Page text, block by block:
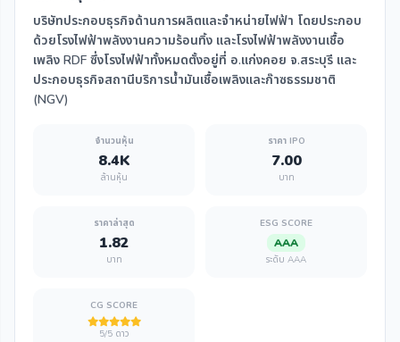
บริษัทประกอบธุรกิจด้านการผลิตและจำหน่ายไฟฟ้า โดยประกอบ
ด้วยโรงไฟฟ้าพลังงานความร้อนทิ้ง และโรงไฟฟ้าพลังงานเชื้อ
เพลิง RDF ซึ่งโรงไฟฟ้าทั้งหมดตั้งอยู่ที่ อ.แก่งคอย จ.สระบุรี และ
ประกอบธุรกิจสถานีบริการน้ำมันเชื้อเพลิงและก๊าซธรรมชาติ
(NGV)
จำนวนหุ้น
8.4K
ล้านหุ้น
ราคา IPO
7.00
บาท
ราคาล่าสุด
1.82
บาท
ESG SCORE
AAA
ระดับ AAA
CG SCORE
5/5 ดาว